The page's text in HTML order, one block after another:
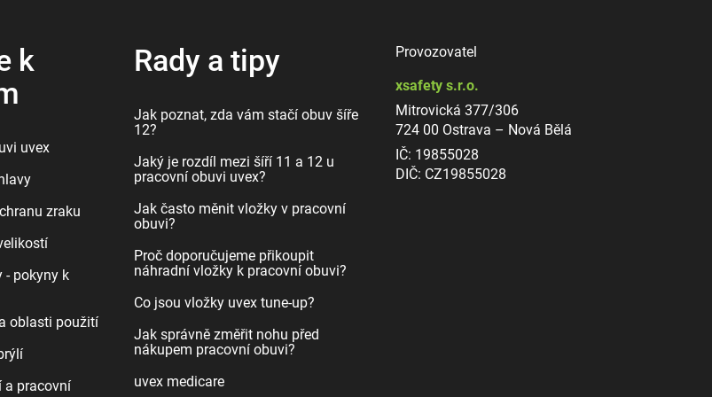
k
uvex
zraku
- pokyny k
oblasti použití
a pracovní
Rady a tipy
Jak poznat, zda vám stačí obuv šíře
12?
Jaký je rozdíl mezi šíří 11 a 12 u
pracovní obuvi uvex?
Jak často měnit vložky v pracovní
obuvi?
Proč doporučujeme přikoupit
náhradní vložky k pracovní obuvi?
Co jsou vložky uvex tune-up?
Jak správně změřit nohu před
nákupem pracovní obuvi?
uvex medicare
Provozovatel
xsafety s.r.o.
Mitrovická 377/306
724 00 Ostrava – Nová Bělá
IČ: 19855028
DIČ: CZ19855028